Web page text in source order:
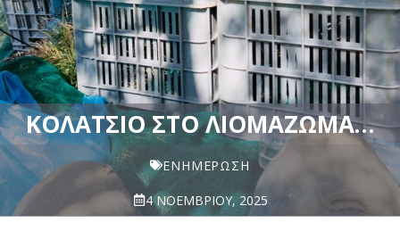
ΚΟΛΑΤΣΙΌ ΣΤΟ ΛΙΟΜΆΖΩΜΑ…
ΕΝΗΜΈΡΩΣΗ
4 ΝΟΕΜΒΡΊΟΥ, 2025